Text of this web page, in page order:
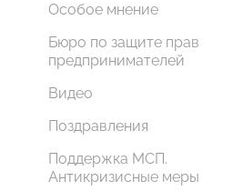
Особое мнение
Бюро по защите прав
предпринимателей
Видео
Поздравления
Поддержка МСП.
Антикризисные меры